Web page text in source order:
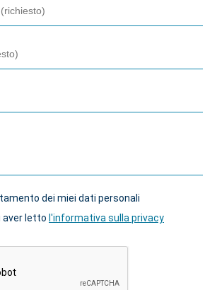
dei miei dati personali
aver letto l'informativa sulla privacy